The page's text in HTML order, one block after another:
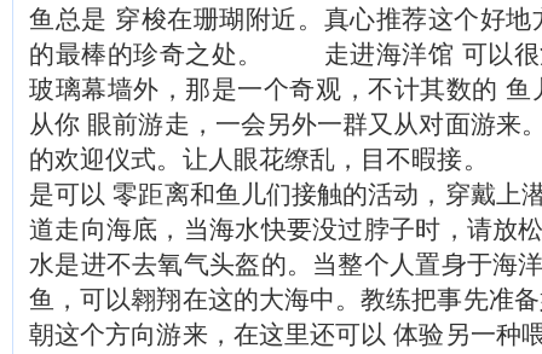
鱼总是 穿梭在珊瑚附近。真心推荐这个好
的最棒的珍奇之处。 走进海洋馆 可以很
玻璃幕墙外，那是一个奇观，不计其数的
从你 眼前游走，一会另外一群又从对面游来
的欢迎仪式。让人眼花缭乱，目不暇接。
是可以 零距离和鱼儿们接触的活动，穿戴上
道走向海底，当海水快要没过脖子时，请放
水是进不去氧气头盔的。当整个人置身于海
鱼，可以翱翔在这的大海中。教练把事先准
朝这个方向游来，在这里还可以 体验另一种